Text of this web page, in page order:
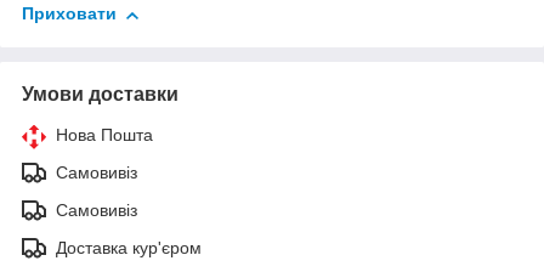
Приховати
Умови доставки
Нова Пошта
Самовивіз
Самовивіз
Доставка кур'єром